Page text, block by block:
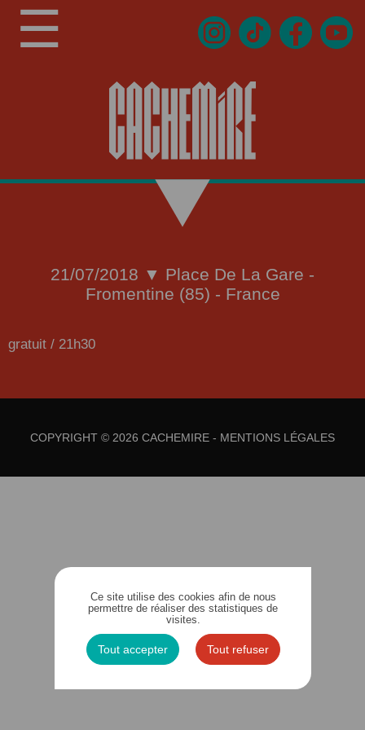
☰
21/07/2018 ▼ Place De La Gare -
Fromentine (85) - France
gratuit / 21h30
COPYRIGHT © 2026 CACHEMIRE - MENTIONS LÉGALES
Ce site utilise des cookies afin de nous
permettre de réaliser des statistiques de
visites.
Tout accepter Tout refuser